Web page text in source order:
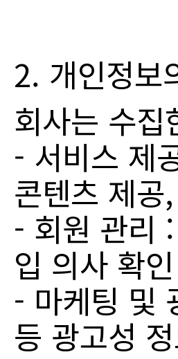
2. 개인정보
회사는 수
- 서비스 제
콘텐츠 제
- 회원 관리
입 의사 확
- 마케팅 및
등 광고성